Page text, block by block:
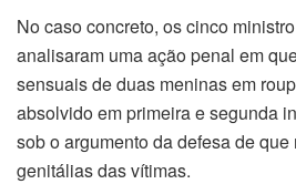
No caso concreto, os cinco
analisaram uma ação penal em
sensuais de duas meninas em
absolvido em primeira esegunda
sob o argumento da defesa de
genitálias das vítimas.